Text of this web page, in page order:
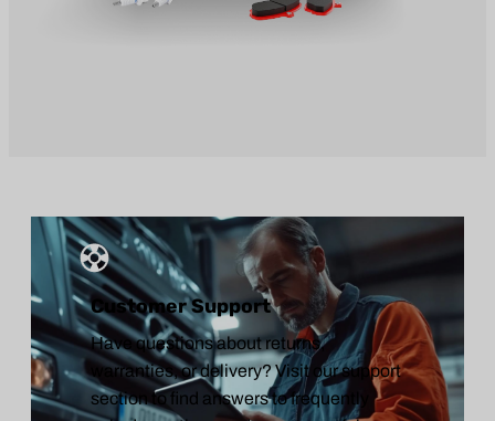
Customer Support
Have questions about returns,
warranties, or delivery? Visit our support
section to find answers to frequently